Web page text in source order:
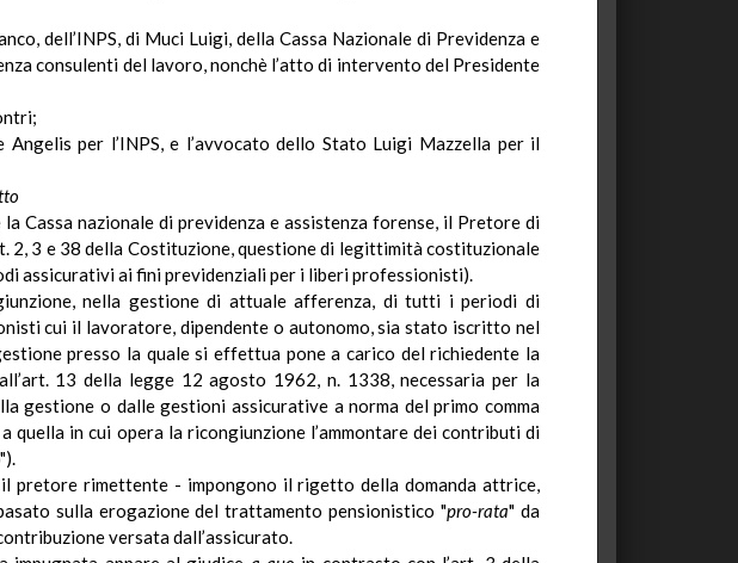
dell’INPS, di MuciLuigi, della Cassa Nazionale di Previdenza e
consulenti del lavoro,nonchè l’attodi intervento del Presidente
per l’INPS, e l’avvocato dello Stato Luigi Mazzellaper il
Cassa nazionale di previdenza e assistenza forense, il Pretore di
3 e 38 della Costituzione, questione di legittimità costituzionale
assicurativi ai fini previdenziali per i liberi professionisti).
nella gestione di attuale afferenza, di tutti i periodi di
cui il lavoratore, dipendente o autonomo, sia stato iscritto nel
presso la quale sieffettua pone a carico del richiedente la
13 della legge 12 agosto 1962, n. 1338, necessaria per la
gestione o dalle gestioni assicurative a norma del primo comma
in cui opera la ricongiunzione l’ammontare dei contributi di
il pretore rimettente - impongono il rigetto della domanda attrice,
sulla erogazione del trattamento pensionistico "pro-rata" da
versata dall’assicurato.